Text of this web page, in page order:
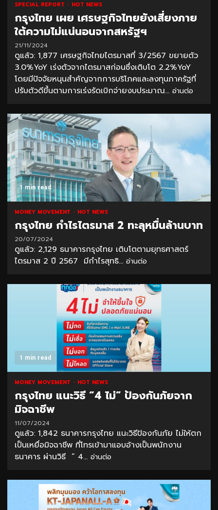
SPECIAL REPORT HOT NEWS
กรุงไทย เผย เศรษฐกิจไทยยังเสี่ยงภาย
ใต้ความไม่แน่นอนจากสหรัฐฯ
21/11/2024
ดูแล้ว: 1,877 เศรษฐกิจไทยไตรมาสที่ 3/2567 ขยายตัว
3.0%YoY เร่งตัวจากไตรมาสก่อนซึ่งเติบโต 2.2%YoY
โดยมีปัจจัยหนุนสำคัญจากการบริโภคและลงทุนภาครัฐที่
ปรับตัวดีขึ้นตามการเร่งรัดเบิกจ่ายงบประมาณ... อ่านต่อ
1 min read
MONEY MOVEMENT HOT NEWS
กรุงไทย กำไรไตรมาส 2 ทะลุหมื่นล้านบาท
20/07/2024
ดูแล้ว: 2,129 ธนาคารกรุงไทย เติบโตตามยุทธศาสตร์
ไตรมาส 2 ปี 2567 มีกำไรสุทธิ... อ่านต่อ
1 min read
MONEY MOVEMENT HOT NEWS
กรุงไทย แนะวิธี “4 ไม่” ป้องกันภัยจาก
มิจฉาชีพ
11/07/2024
ดูแล้ว: 1,842 ธนาคารกรุงไทย แนะวิธีป้องกันภัย ไม่ให้ตก
เป็นเหยื่อมิจฉาชีพ ที่โทรเข้ามาแอบอ้างเป็นพนักงาน
ธนาคาร ผ่านวิธี “ 4... อ่านต่อ